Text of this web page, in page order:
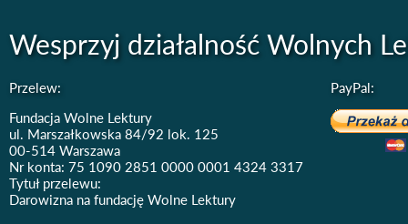
Wesprzyj działalność Wolnych
Przelew:
Fundacja Wolne Lektury
ul. Marszałkowska 84/92 lok. 125
00-514 Warszawa
Nr konta: 75 1090 2851 0000 0001 4324 3317
Tytuł przelewu:
Darowizna na fundację Wolne Lektury
PayPal: